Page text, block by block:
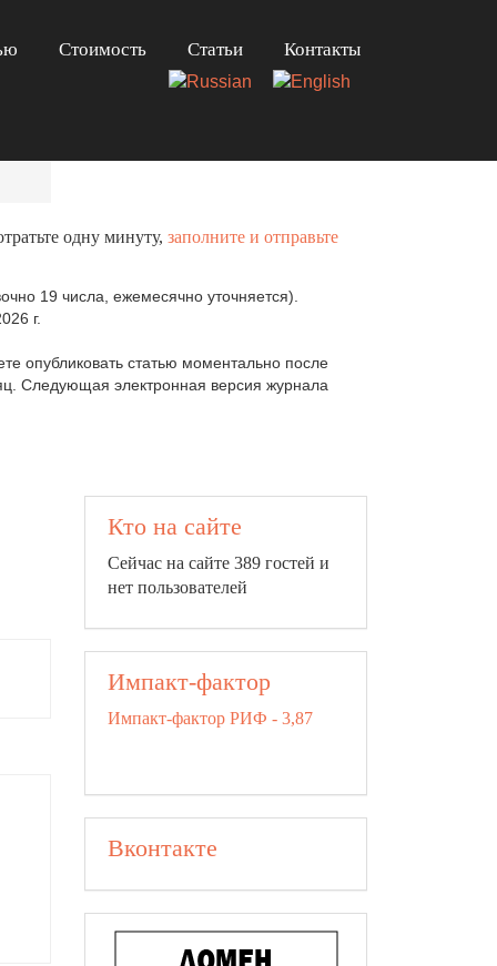
Стоимость Статьи Контакты
одну минуту, заполните и отправьте
19 числа, ежемесячно уточняется).
г.
опубликовать статью моментально после
Следующая электронная версия журнала
Кто на сайте
Сейчас на сайте 389 гостей и
нет пользователей
Импакт-фактор
Импакт-фактор РИФ - 3,87
Вконтакте